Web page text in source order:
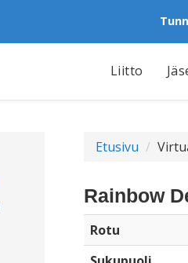
Liitto
Etusivu
Rainbow
Rotu